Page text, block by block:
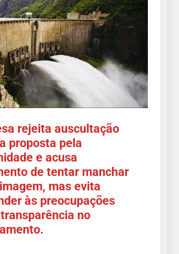
rejeita auscultação
proposta pela
e acusa
de tentar manchar
mas evita
às preocupações
no